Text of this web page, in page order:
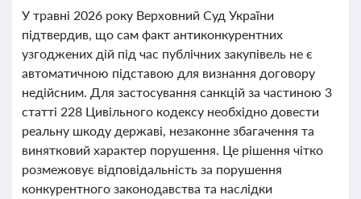
У травні 2026 року Верховний Суд України
підтвердив, що сам факт антиконкурентних
узгоджених дій під час публічних закупівель не є
автоматичною підставою для визнання договору
недійсним. Для застосування санкцій за частиною 3
статті 228 Цивільного кодексу необхідно довести
реальну шкоду державі, незаконне збагачення та
винятковий характер порушення. Це рішення чітко
розмежовує відповідальність за порушення
конкурентного законодавства та наслідки